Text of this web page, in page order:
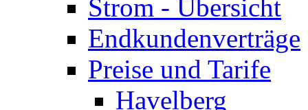
Strom - Übersicht
Endkundenverträge
Preise und Tarife
Havelberg